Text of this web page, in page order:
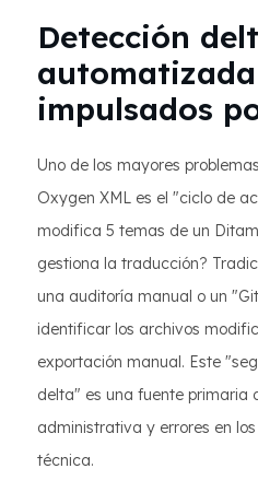
Detección
impulsados
Uno de los mayores
Oxygen XML es el "ciclo de
modifica 5 temas de un
gestiona la traducción?
una auditoría manual o un
identificar los archivos
exportación manual. Este
delta" es una fuente primaria
administrativa y errores en
técnica.